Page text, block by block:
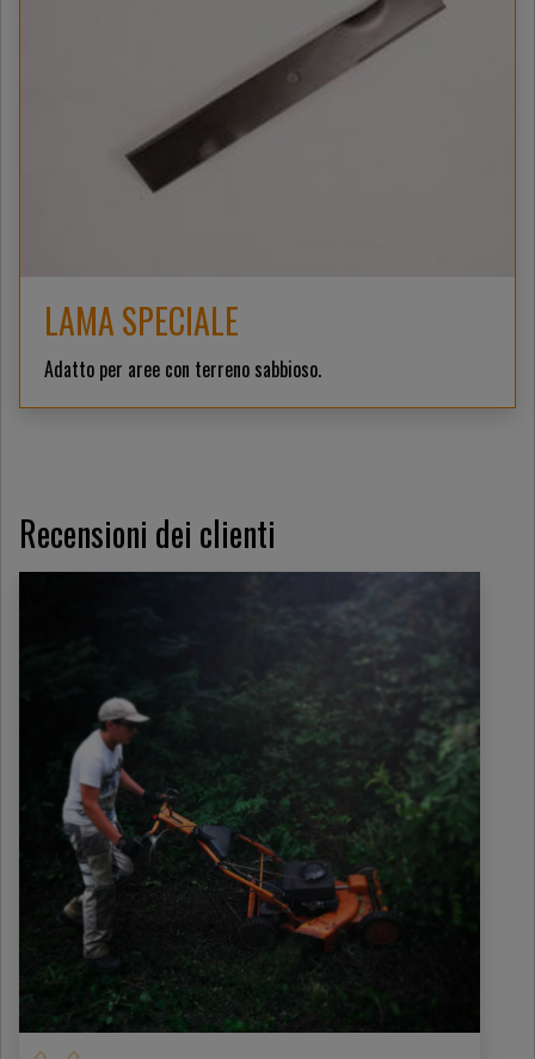
LAMA SPECIALE
Adatto per aree con terreno sabbioso.
Recensioni dei clienti